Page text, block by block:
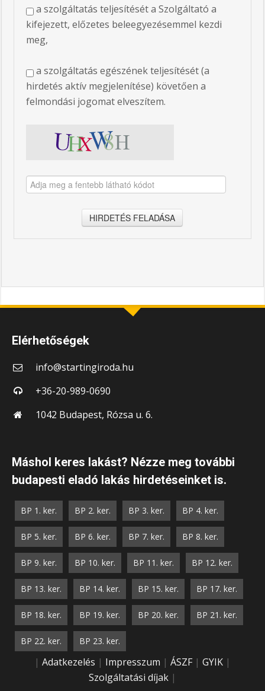
a szolgáltatás teljesítését a Szolgáltató a
kifejezett, előzetes beleegyezésemmel kezdi
meg,
a szolgáltatás egészének teljesítését (a
hirdetés aktív megjelenítése) követően a
felmondási jogomat elveszítem.
HIRDETÉS FELADÁSA
Elérhetőségek
info@startingiroda.hu
+36-20-989-0690
1042 Budapest, Rózsa u. 6.
Máshol keres lakást? Nézze meg további
budapesti eladó lakás hirdetéseinket is.
BP 1. ker. BP 2. ker. BP 3. ker. BP 4. ker.
BP 5. ker. BP 6. ker. BP 7. ker. BP 8. ker.
BP 9. ker. BP 10. ker. BP 11. ker. BP 12. ker.
BP 13. ker. BP 14. ker. BP 15. ker. BP 17. ker.
BP 18. ker. BP 19. ker. BP 20. ker. BP 21. ker.
BP 22. ker. BP 23. ker.
| Adatkezelés | Impresszum | ÁSZF | GYIK |
Szolgáltatási díjak |